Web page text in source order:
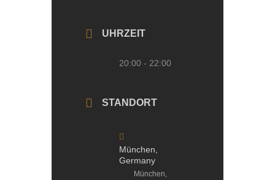
UHRZEIT
20:00 - 22:00
STANDORT
München,
Germany
München,